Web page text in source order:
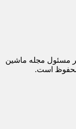
مسئول مجله ماشین
محفوظ است.